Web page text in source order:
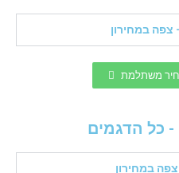
צפה במחירון
משתלמת
- כל הדגמים
במחירון